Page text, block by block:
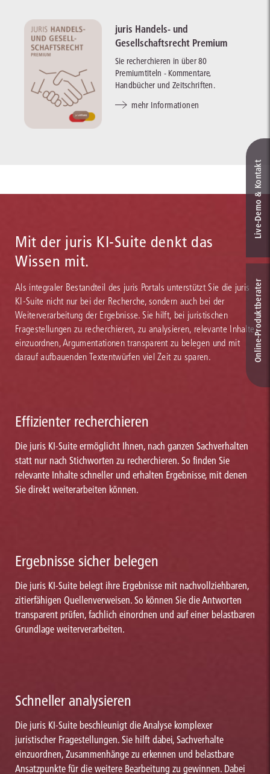
juris Handels- und
Gesellschaftsrecht Premium
Sie recherchieren in über 80
Premiumtiteln - Kommentare,
Handbücher und Zeitschriften.
mehr Informationen
Mit der juris KI-Suite denkt das
Wissen mit.
Als integraler Bestandteil des juris Portals unterstützt Sie die juris
KI-Suite nicht nur bei der Recherche, sondern auch bei der
Weiterverarbeitung der Ergebnisse. Sie hilft, bei juristischen
Fragestellungen zu recherchieren, zu analysieren, relevante Inhalte
einzuordnen, Argumentationen transparent zu belegen und mit
darauf aufbauenden Textentwürfen viel Zeit zu sparen.
Effizienter recherchieren
Die juris KI-Suite ermöglicht Ihnen, nach ganzen Sachverhalten
statt nur nach Stichworten zu recherchieren. So finden Sie
relevante Inhalte schneller und erhalten Ergebnisse, mit denen
Sie direkt weiterarbeiten können.
Ergebnisse sicher belegen
Die juris KI-Suite belegt ihre Ergebnisse mit nachvollziehbaren,
zitierfähigen Quellenverweisen. So können Sie die Antworten
transparent prüfen, fachlich einordnen und auf einer belastbaren
Grundlage weiterverarbeiten.
Schneller analysieren
Die juris KI-Suite beschleunigt die Analyse komplexer
juristischer Fragestellungen. Sie hilft dabei, Sachverhalte
einzuordnen, Zusammenhänge zu erkennen und belastbare
Ansatzpunkte für die weitere Bearbeitung zu gewinnen. Dabei
Live‑Demo & Kontakt
Online-Produkt­berater